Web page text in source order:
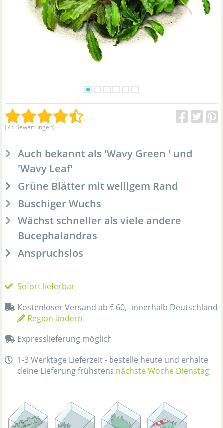
(73 Bewertungen)
Auch bekannt als 'Wavy Green ' und
'Wavy Leaf'
Grüne Blätter mit welligem Rand
Buschiger Wuchs
Wächst schneller als viele andere
Bucephalandras
Anspruchslos
Sofort lieferbar
Kostenloser Versand ab € 60,- innerhalb Deutschland
Region ändern
Expresslieferung möglich
1-3 Werktage Lieferzeit - bestelle heute und erhalte
deine Lieferung frühstens nächste Woche Dienstag